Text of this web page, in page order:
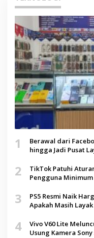
1
Berawal dari
hingga Jadi Pusat
2
TikTok Patuhi
Pengguna Minimum
3
PS5 Resmi Naik
Apakah Masih
4
Vivo V60 Lite
Usung Kamera Sony